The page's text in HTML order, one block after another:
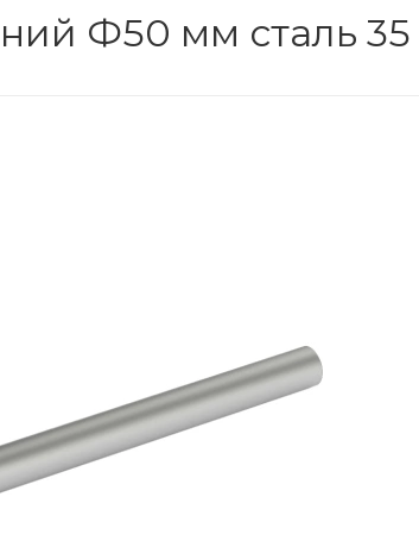
Ф50 мм сталь 35